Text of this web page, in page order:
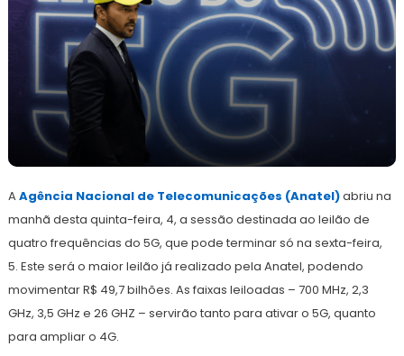
novembro
de
Redação
AAgência Nacional de Telecomunicações (Anatel)abriu na
manhã desta quinta-feira, 4, a sessão destinada ao leilão de
quatro frequências do 5G, que pode terminar só na sexta-feira,
5. Este será o maior leilão já realizado pela Anatel, podendo
movimentar R$ 49,7 bilhões. As faixas leiloadas – 700 MHz, 2,3
GHz, 3,5 GHz e 26 GHZ – servirão tanto para ativar o 5G, quanto
para ampliar o 4G.